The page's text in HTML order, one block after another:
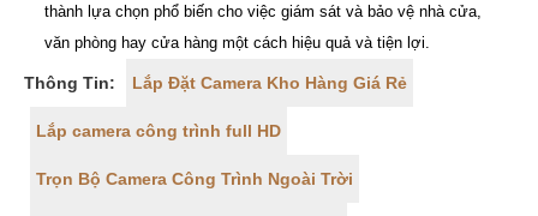
thành lựa chọn phổ biến cho việc giám sát và bảo vệ nhà cửa,
văn phòng hay cửa hàng một cách hiệu quả và tiện lợi.
Thông Tin: Lắp Đặt Camera Kho Hàng Giá Rẻ
Lắp camera công trình full HD
Trọn Bộ Camera Công Trình Ngoài Trời